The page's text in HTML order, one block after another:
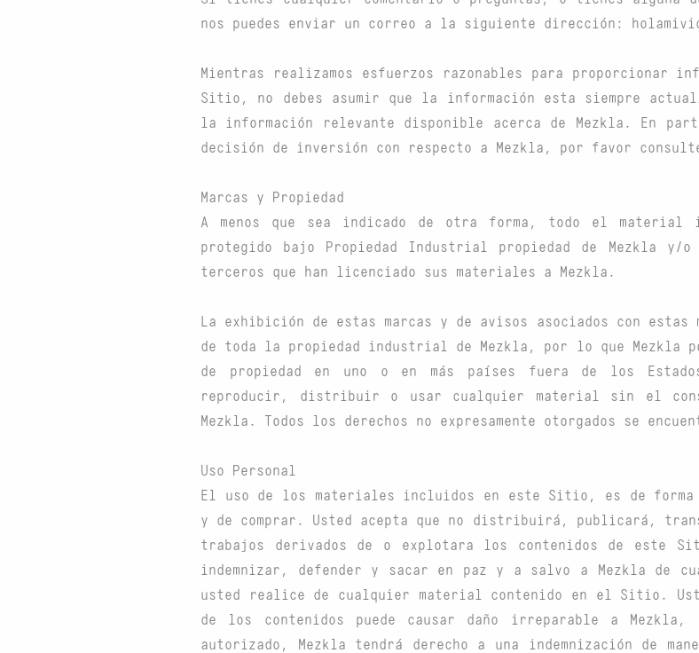
nos puedes enviar un correo a la siguiente dirección:
Mientras realizamos esfuerzos razonables para proporcionar
Sitio, no debes asumir que la información esta siempre
la información relevante disponible acerca de Mezkla. En
decisión de inversión con respecto a Mezkla, por favor
Marcas y Propiedad
A menos que sea indicado de otra forma, todo el
protegido bajo Propiedad Industrial propiedad de Mezkla
terceros que han licenciado sus materiales a Mezkla.
La exhibición de estas marcas y de avisos asociados con
de toda la propiedad industrial de Mezkla, por lo que Mezkla
de propiedad en uno o en más países fuera de los
reproducir, distribuir o usar cualquier material sin el
Mezkla. Todos los derechos no expresamente otorgados se
Uso Personal
El uso de los materiales incluidos en este Sitio, es de forma
y de comprar. Usted acepta que no distribuirá, publicará,
trabajos derivados de o explotara los contenidos de este
indemnizar, defender y sacar en paz y a salvo a Mezkla de
usted realice de cualquier material contenido en el Sitio.
de los contenidos puede causar daño irreparable a
autorizado, Mezkla tendrá derecho a una indemnización de